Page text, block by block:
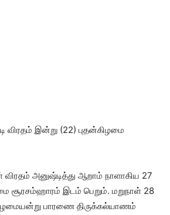
விரதம் இன்று (22) புதன்கிழமை
அனுஷ்டித்து ஆறாம் நாளாகிய 27
சூரசம்ஹாரம் இடம் பெறும். மறுநாள் 28
பாரணை திருக்கல்யாணம்